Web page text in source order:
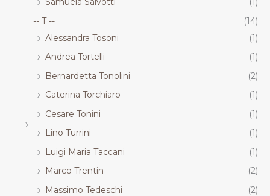
-- T --
(14)
Alessandra Tosoni
(1)
Andrea Tortelli
(1)
Bernardetta Tonolini
(2)
Caterina Torchiaro
(1)
Cesare Tonini
(1)
Lino Turrini
(1)
Luigi Maria Taccani
(1)
Marco Trentin
(2)
Massimo Tedeschi
(2)